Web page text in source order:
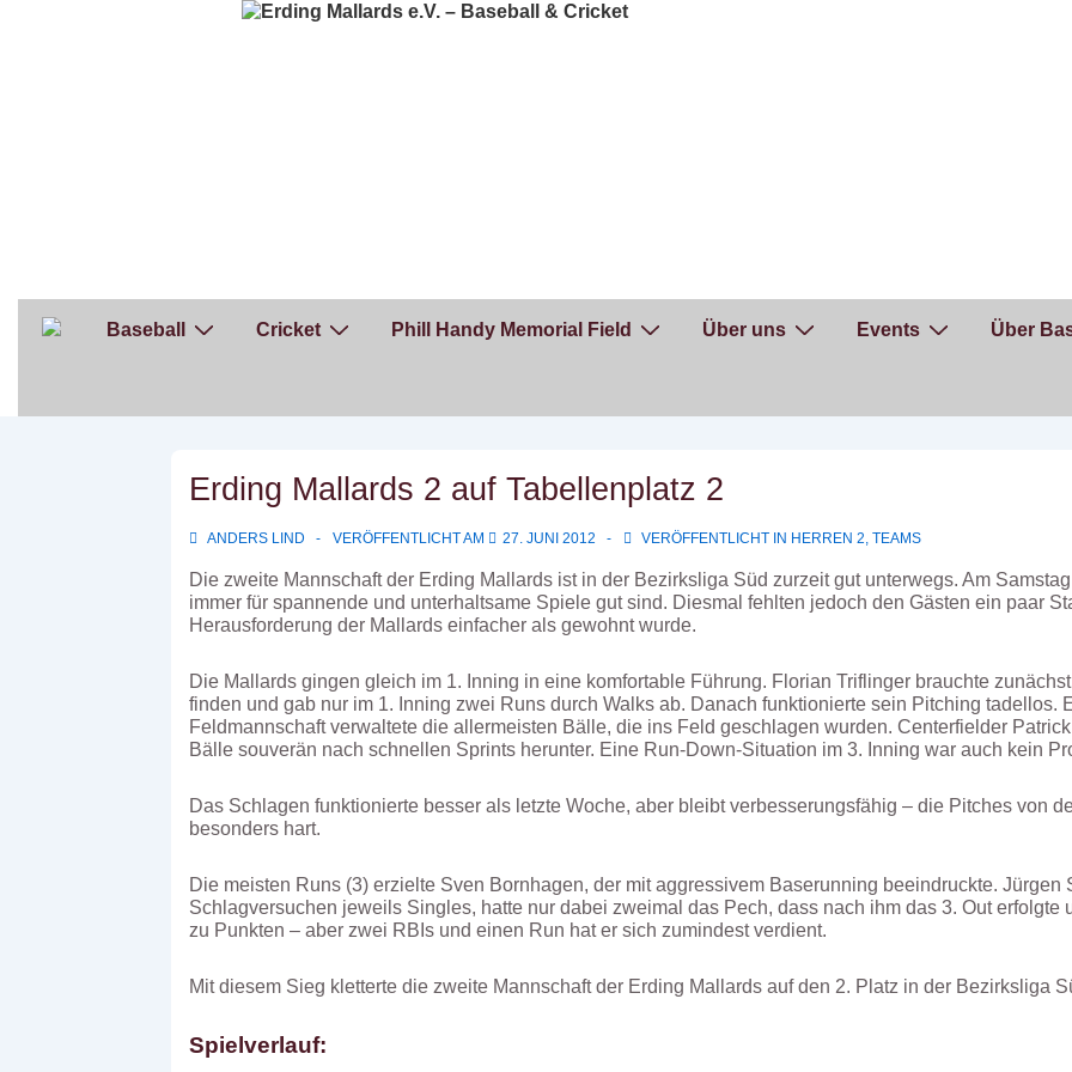
Baseball
Cricket Phill Handy Memorial Field Über uns Events Über
Erding Mallards 2 auf Tabellenplatz 2
ANDERS LIND VERÖFFENTLICHT AM 27. JUNI 2012 VERÖFFENTLICHT IN HERREN 2, TEAMS
Die zweite Mannschaft der Erding Mallards ist in der Bezirksliga Süd zurzeit gut unterwegs. Am
immer für spannende und unterhaltsame Spiele gut sind. Diesmal fehlten jedoch den Gästen ein paar
Herausforderung der Mallards einfacher als gewohnt wurde.
Die Mallards gingen gleich im 1. Inning in eine komfortable Führung. Florian Triflinger brauchte
finden und gab nur im 1. Inning zwei Runs durch Walks ab. Danach funktionierte sein Pitching tadellos.
Feldmannschaft verwaltete die allermeisten Bälle, die ins Feld geschlagen wurden. Centerfielder
Bälle souverän nach schnellen Sprints herunter. Eine Run-Down-Situation im 3. Inning war auch kein
Das Schlagen funktionierte besser als letzte Woche, aber bleibt verbesserungsfähig – die Pitches von
besonders hart.
Die meisten Runs (3) erzielte Sven Bornhagen, der mit aggressivem Baserunning beeindruckte. Jürgen
Schlagversuchen jeweils Singles, hatte nur dabei zweimal das Pech, dass nach ihm das 3. Out erfolgte
zu Punkten – aber zwei RBIs und einen Run hat er sich zumindest verdient.
Mit diesem Sieg kletterte die zweite Mannschaft der Erding Mallards auf den 2. Platz in der Bezirksliga
Spielverlauf: